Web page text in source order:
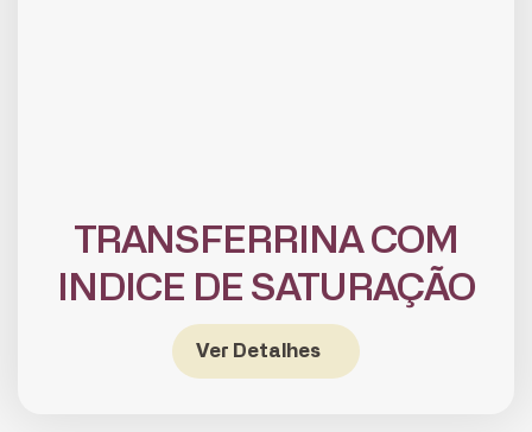
TRANSFERRINA COM
INDICE DE SATURAÇÃO
Ver Detalhes
CADASTRE-SE
Silveira em seu e-mail.